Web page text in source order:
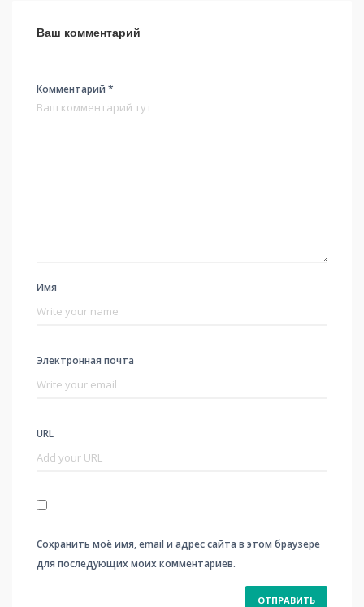
Ваш комментарий
Комментарий *
Имя
Электронная почта
URL
Сохранить моё имя, email и адрес сайта в этом браузере
для последующих моих комментариев.